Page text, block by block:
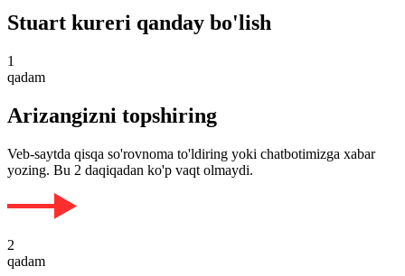
Stuart kureri qanday bo'lish
1
qadam
Arizangizni topshiring
Veb-saytda qisqa so'rovnoma to'ldiring yoki chatbotimizga xabar
yozing. Bu 2 daqiqadan ko'p vaqt olmaydi.
2
qadam